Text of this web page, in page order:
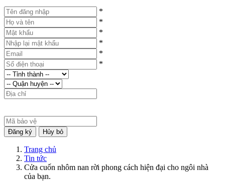
*
*
*
*
*
*
Đăng ký Hủy bỏ
Trang chủ
Tin tức
Cửa cuốn nhôm nan rời phong cách hiện đại cho ngôi nhà
của bạn.